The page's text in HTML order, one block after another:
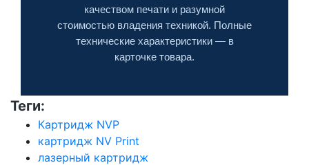
качеством печати и разумной
стоимостью владения техникой. Полные
технические характеристики — в
карточке товара.
Теги:
Картридж NVP
картридж NV Print
лазерный картридж